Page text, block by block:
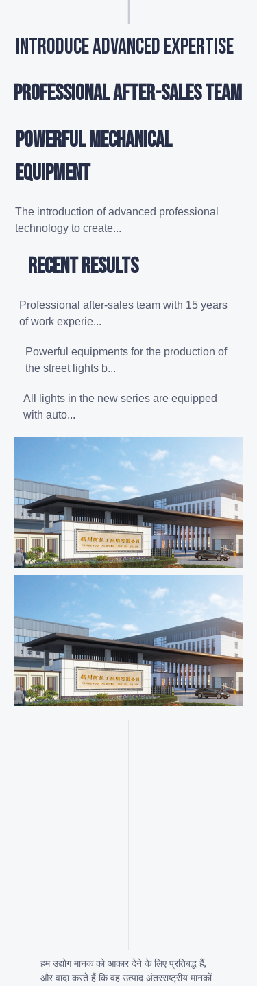
Introduce ADVANCED expertise
The introduction of advanced professional
technology to create...
Professional after-sales team
Professional after-sales team with 15 years
of work experie...
Powerful mechanical
equipment
Powerful equipments for the production of
the street lights b...
Recent results
All lights in the new series are equipped
with auto...
हम उद्योग मानक को आकार देने के लिए प्रतिबद्ध हैं,
और वादा करते हैं कि वह उत्पाद अंतरराष्ट्रीय मानकों